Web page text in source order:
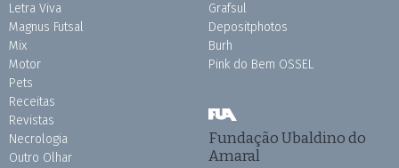
Letra Viva
Magnus Futsal
Mix
Motor
Pets
Receitas
Revistas
Necrologia
Outro Olhar
Grafsul
Depositphotos
Burh
Pink do Bem OSSEL
Fundação Ubaldino do
Amaral